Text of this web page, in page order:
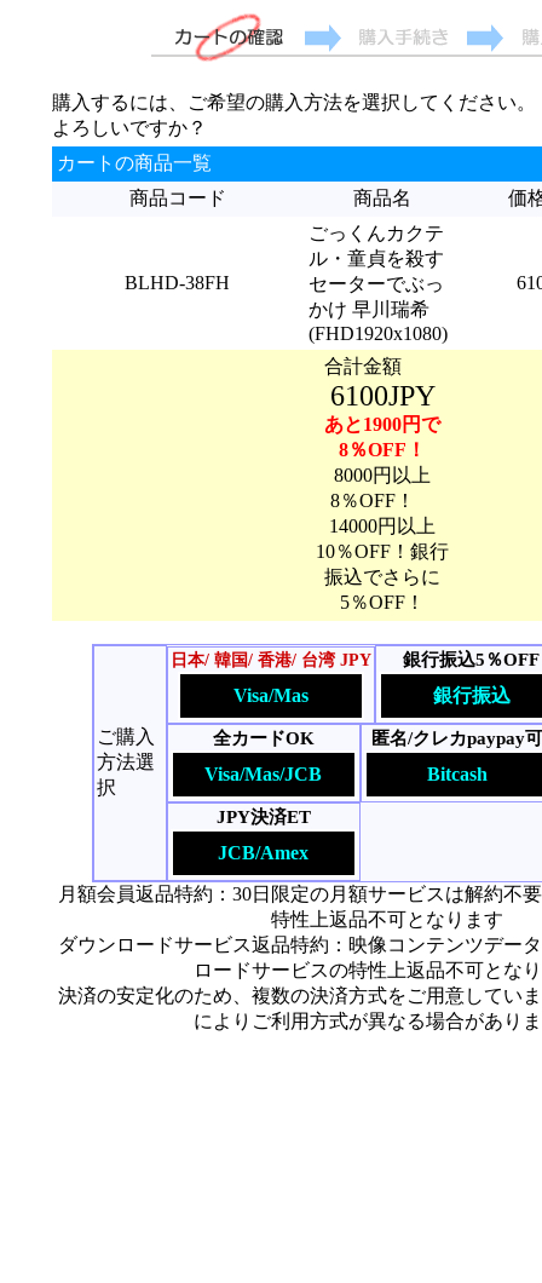
購入するには、ご希望の購入方法を選択してください。
よろしいですか？
カートの商品一覧
商品コード
商品名 価
BLHD-38FH
ごっくんカクテ
ル・童貞を殺す
セーターでぶっ
かけ 早川瑞希
(FHD1920x1080)
合計金額
6100JPY
あと1900円で
8％OFF！
8000円以上
8％OFF！
14000円以上
10％OFF！銀行
振込でさらに
5％OFF！
ご購入
方法選
択
日本/ 韓国/ 香港/ 台湾 JPY
Visa/Mas
銀行振込5％OFF
銀行振込
全カードOK
Visa/Mas/JCB
匿名/クレカpaypay可
Bitcash
JPY決済ET
JCB/Amex
月額会員返品特約：30日限定の月額サービスは解約不
特性上返品不可となります
ダウンロードサービス返品特約：映像コンテンツデー
ロードサービスの特性上返品不可とな
決済の安定化のため、複数の決済方式をご用意してい
によりご利用方式が異なる場合があり